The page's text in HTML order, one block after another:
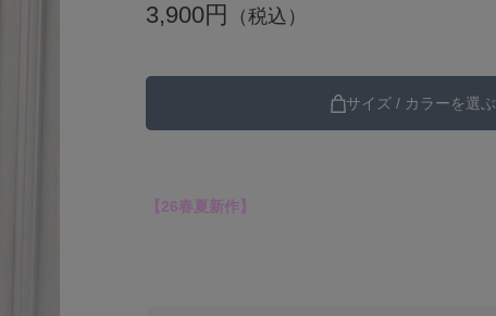
3,900円
（税込）
サイズ / カラーを選ぶ
【26春夏新作】